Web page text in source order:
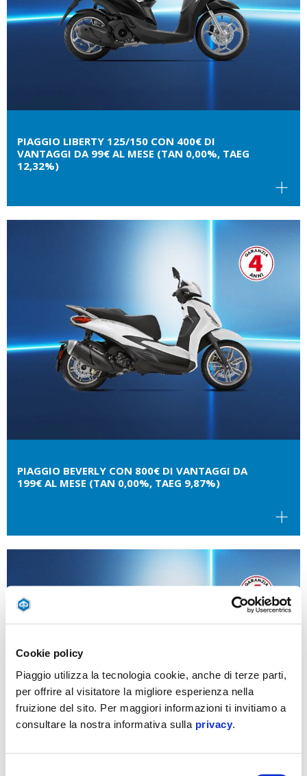
Cookie policy
Piaggio utilizza la tecnologia cookie, anche di terze parti,
per offrire al visitatore la migliore esperienza nella
fruizione del sito. Per maggiori informazioni ti invitiamo a
consultare la nostra informativa sulla privacy
PIAGGIO LIBERTY 125/150 CON 400€ DI
VANTAGGI DA 99€ AL MESE (TAN 0,00%, TAEG
12,32%)
PIAGGIO BEVERLY CON 800€ DI VANTAGGI DA
199€ AL MESE (TAN 0,00%, TAEG 9,87%)